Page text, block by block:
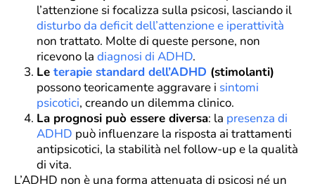
l’attenzione si focalizza sulla psicosi, lasciando il
disturbo da deficit dell’attenzione e iperattività
non trattato. Molte di queste persone, non
ricevono la diagnosi di ADHD.
Le terapie standard dell’ADHD (stimolanti)
possono teoricamente aggravare i sintomi
psicotici, creando un dilemma clinico.
La prognosi può essere diversa: la presenza di
ADHD può influenzare la risposta ai trattamenti
antipsicotici, la stabilità nel follow-up e la qualità
di vita.
L’ADHD non è una forma attenuata di psicosi né un